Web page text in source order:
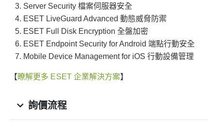
Server Security 檔案伺服器安全
ESET LiveGuard Advanced 動態威脅防禦
ESET Full Disk Encryption 全盤加密
ESET Endpoint Security for Android 端點行動安全
Mobile Device Management for iOS 行動設備管理
【瞭解更多 ESET 企業解決方案】
詢價流程